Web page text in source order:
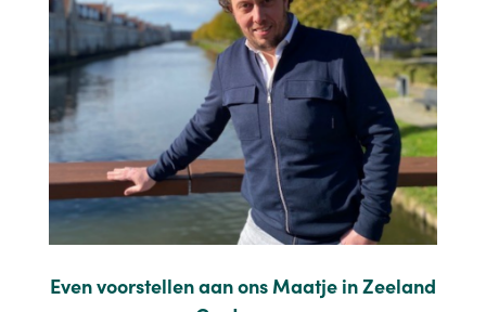
Even voorstellen aan ons Maatje in Zeeland